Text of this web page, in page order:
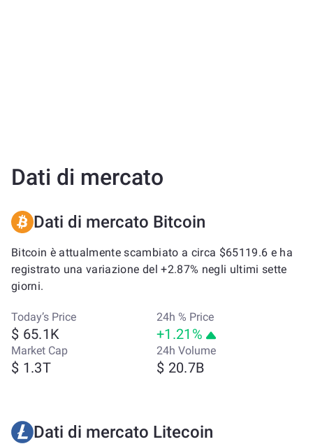
Dati di mercato
Dati di mercato Bitcoin
Bitcoin è attualmente scambiato a circa $65119.6 e ha
registrato una variazione del +2.87% negli ultimi sette
giorni.
Today’s Price
$ 65.1K
24h % Price
+1.21%
Market Cap
$ 1.3T
24h Volume
$ 20.7B
Dati di mercato Litecoin